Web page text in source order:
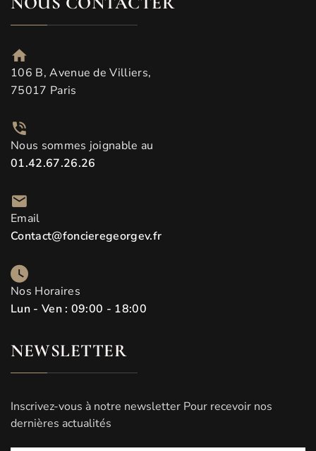
106 B, Avenue de Villiers,
75017 Paris
Nous sommes joignable au
01.42.67.26.26
Email
Contact@foncieregeorgev.fr
Nos Horaires
Lun - Ven : 09:00 - 18:00
NEWSLETTER
Inscrivez-vous à notre newsletter Pour recevoir nos
dernières actualités